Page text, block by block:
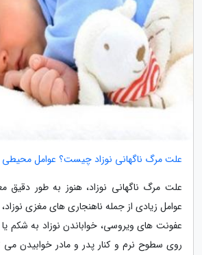
علت مرگ ناگهانی نوزاد چیست؟ عوامل
علت مرگ ناگهانی نوزاد، هنوز به طور
عوامل زیادی از جمله ناهنجاری های مغزی
عفونت های ویروسی، خواباندن نوزاد به شکم یا
روی سطوح نرم و کنار پدر و مادر خوابیدن می